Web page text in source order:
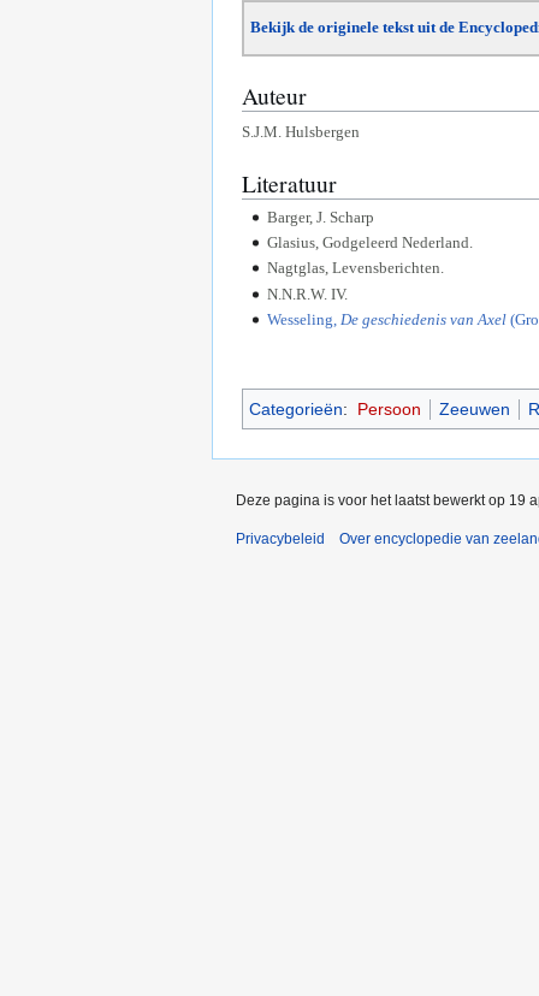
Bekijk de originele tekst uit de
Auteur
S.J.M. Hulsbergen
Literatuur
Barger, J. Scharp
Glasius, Godgeleerd Nederland.
Nagtglas, Levensberichten.
N.N.R.W. IV.
Wesseling, De geschiedenis van Axel
Categorieën: Persoon Zeeuwen
Deze pagina is voor het laatst bewerkt op 19
Privacybeleid Over encyclopedie van